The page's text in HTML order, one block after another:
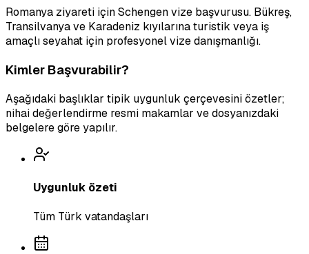
Romanya ziyareti için Schengen vize başvurusu. Bükreş,
Transilvanya ve Karadeniz kıyılarına turistik veya iş
amaçlı seyahat için profesyonel vize danışmanlığı.
Kimler Başvurabilir?
Aşağıdaki başlıklar tipik uygunluk çerçevesini özetler;
nihai değerlendirme resmi makamlar ve dosyanızdaki
belgelere göre yapılır.
Uygunluk özeti
Tüm Türk vatandaşları